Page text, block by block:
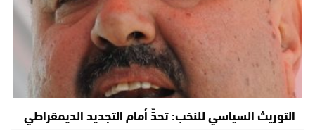
التوريث السياسي للنخب: تحدٍّ أمام التجديد الديمقراطي